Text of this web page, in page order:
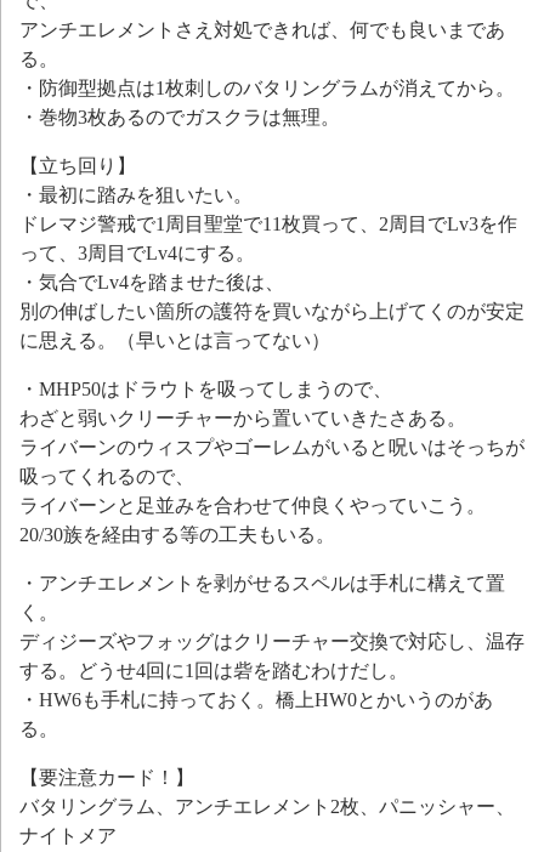
アンチエレメントさえ対処できれば、何でも良いまであ
る。
・防御型拠点は1枚刺しのバタリングラムが消えてから。
・巻物3枚あるのでガスクラは無理。
【立ち回り】
・最初に踏みを狙いたい。
ドレマジ警戒で1周目聖堂で11枚買って、2周目でLv3を作
って、3周目でLv4にする。
・気合でLv4を踏ませた後は、
別の伸ばしたい箇所の護符を買いながら上げてくのが安定
に思える。（早いとは言ってない）
・MHP50はドラウトを吸ってしまうので、
わざと弱いクリーチャーから置いていきたさある。
ライバーンのウィスプやゴーレムがいると呪いはそっちが
吸ってくれるので、
ライバーンと足並みを合わせて仲良くやっていこう。
20/30族を経由する等の工夫もいる。
・アンチエレメントを剥がせるスペルは手札に構えて置
く。
ディジーズやフォッグはクリーチャー交換で対応し、温存
する。どうせ4回に1回は砦を踏むわけだし。
・HW6も手札に持っておく。橋上HW0とかいうのがあ
る。
【要注意カード！】
バタリングラム、アンチエレメント2枚、パニッシャー、
ナイトメア